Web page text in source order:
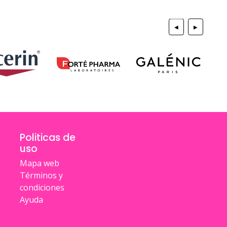
◀ ▶
Politicas de
uso
Mapa web
Términos y
condiciones
Ayuda